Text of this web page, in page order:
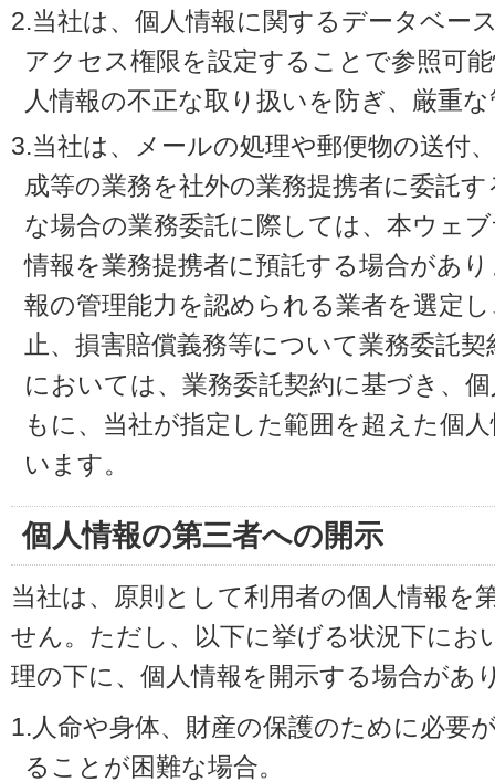
2.当社は、個人情報に関するデータベー
アクセス権限を設定することで参照可
人情報の不正な取り扱いを防ぎ、厳重
3.当社は、メールの処理や郵便物の送付
成等の業務を社外の業務提携者に委託
な場合の業務委託に際しては、本ウェ
情報を業務提携者に預託する場合があ
報の管理能力を認められる業者を選定
止、損害賠償義務等について業務委託
においては、業務委託契約に基づき、
もに、当社が指定した範囲を超えた個
います。
個人情報の第三者への開示
当社は、原則として利用者の個人情報を
せん。ただし、以下に挙げる状況下にお
理の下に、個人情報を開示する場合があ
1.人命や身体、財産の保護のために必要
ることが困難な場合。